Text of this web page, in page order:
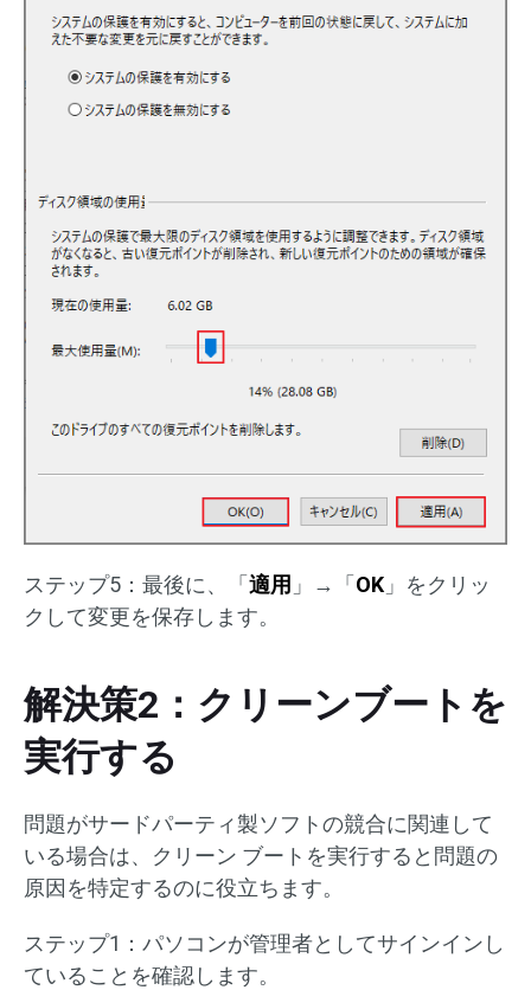
ステップ5：最後に、「 適用 」→「 OK 」をクリッ
クして変更を保存します。
解決策2：クリーンブートを
実行する
問題がサードパーティ製ソフトの競合に関連して
いる場合は、クリーン ブートを実行すると問題の
原因を特定するのに役立ちます。
ステップ1：パソコンが管理者としてサインインし
ていることを確認します。